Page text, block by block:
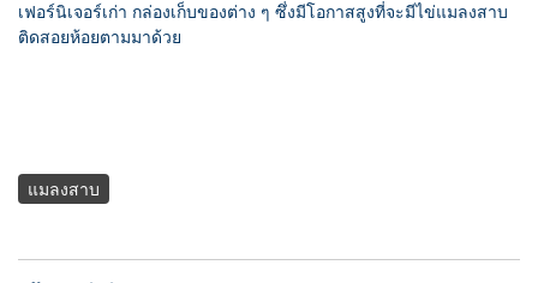
เฟอร์นิเจอร์เก่า กล่องเก็บของต่าง ๆ ซึ่งมีโอกาสสูงที่จะมีไข่แมลงสาบ
ติดสอยห้อยตามมาด้วย
แมลงสาบ